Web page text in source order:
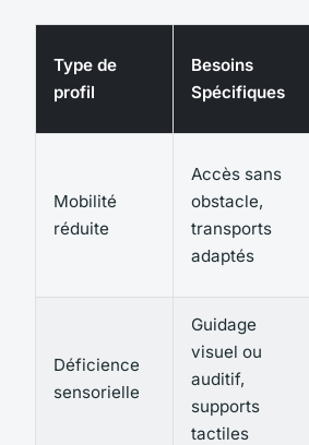
Type de
profil
Besoins
Spécifiques
Mobilité
réduite
Accès sans
obstacle,
transports
adaptés
Déficience
sensorielle
Guidage
visuel ou
auditif,
supports
tactiles